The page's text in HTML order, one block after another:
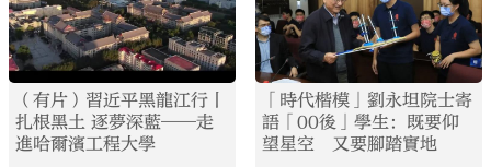
（有片）習近平黑龍江行丨
扎根黑土 逐夢深藍——走
進哈爾濱工程大學
「時代楷模」劉永坦院士寄
語「00後」學生：既要仰
望星空 又要腳踏實地